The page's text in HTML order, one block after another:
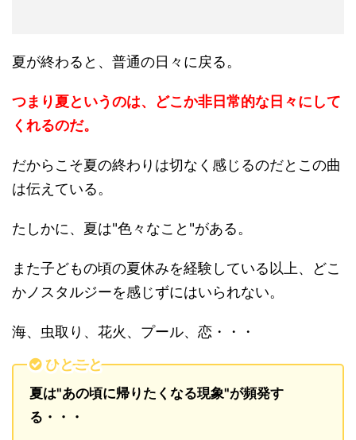
夏が終わると、普通の日々に戻る。
つまり夏というのは、どこか非日常的な日々にして
くれるのだ。
だからこそ夏の終わりは切なく感じるのだとこの曲
は伝えている。
たしかに、夏は"色々なこと"がある。
また子どもの頃の夏休みを経験している以上、どこ
かノスタルジーを感じずにはいられない。
海、虫取り、花火、プール、恋・・・
ひとこと
夏は"あの頃に帰りたくなる現象"が頻発す
る・・・